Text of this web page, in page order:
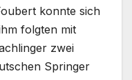
konnte sich
folgten mit
zwei
Springer